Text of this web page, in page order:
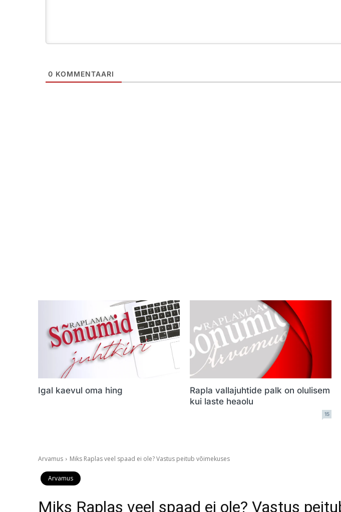
0 KOMMENTAARI
Igal kaevul oma hing
Rapla vallajuhtide palk on olulisem
kui laste heaolu
15